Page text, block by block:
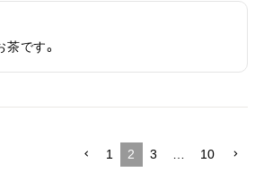
です。
1 2 3 10